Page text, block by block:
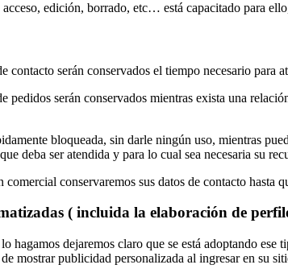
edición, borrado, etc… está capacitado para
serán conservados el tiempo necesario para
serán conservados mientras exista una
bloqueada, sin darle ningún uso, mientras
deba ser atendida y para lo cual sea necesaria su
conservaremos sus datos de contacto hasta
( incluida la elaboración de
hagamos dejaremos claro que se está adoptando
mostrar publicidad personalizada al ingresar en su